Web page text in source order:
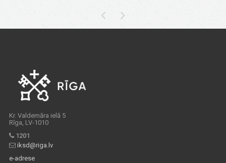
Kr. Valdemāra ielā 5
Rīga, LV-1010
1201
iksd@riga.lv
e-adrese